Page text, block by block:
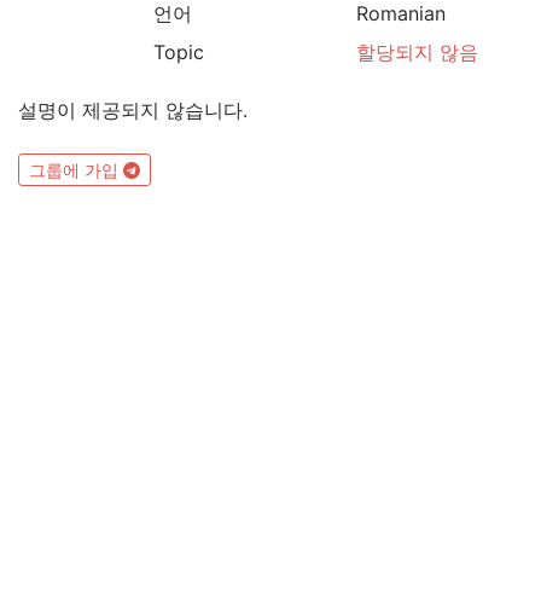
언어
Romanian
Topic
할당되지 않음
설명이 제공되지 않습니다.
그룹에 가입